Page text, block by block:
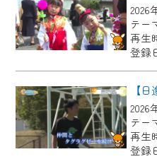
2026
テー
再生
登録
2026
テー
再生
登録
【ご注意】
2024年9月24日から
ビス向上のため、
『CCNet Web TV』
一部コンテンツを除
CCNetサービスへの
ページ※』へのログ
す。